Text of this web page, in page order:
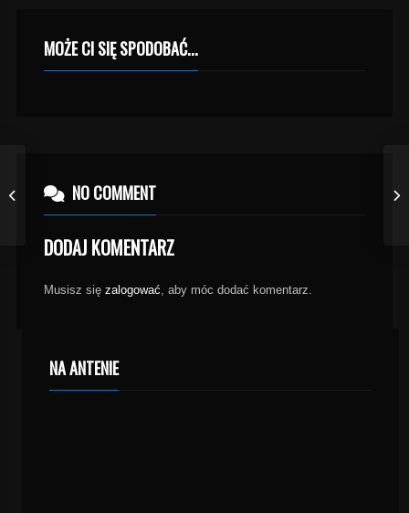
MOŻE CI SIĘ SPODOBAĆ...
NO COMMENT
DODAJ KOMENTARZ
Musisz się zalogować, aby móc dodać komentarz.
NA ANTENIE